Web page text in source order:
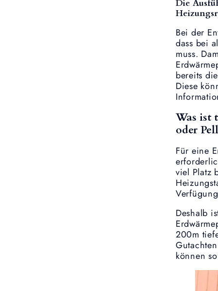
Die
Bei der
dass bei
muss.
bereits
Diese
Was ist
oder
Für eine
viel Platz
Deshalb
200m
können